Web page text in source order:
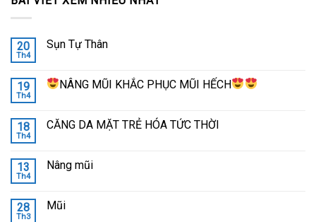
20
Th4
Sụn Tự Thân
19
Th4
NÂNG MŨI KHẮC PHỤC MŨI HẾCH
18
Th4
CĂNG DA MẶT TRẺ HÓA TỨC THỜI
13
Th4
Nâng mũi
28
Th3
Mũi